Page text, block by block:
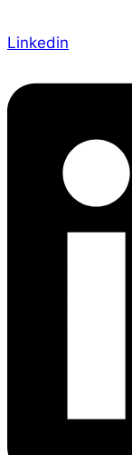
Linkedin